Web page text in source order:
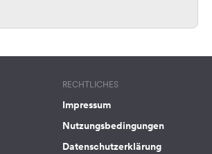
RECHTLICHES
Impressum
Nutzungsbedingungen
Datenschutzerklärung